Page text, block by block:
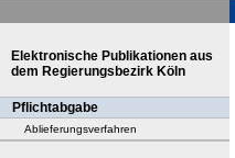
Elektronische Publikationen aus
dem Regierungsbezirk Köln
Pflichtabgabe
Ablieferungsverfahren